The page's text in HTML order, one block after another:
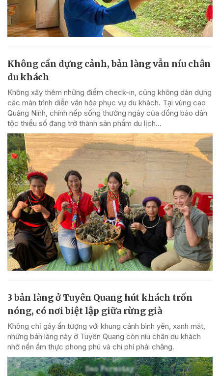
Không cần dựng cảnh, bản làng vẫn níu chân
du khách
Không xây thêm những điểm check-in, cũng không dàn dựng
các màn trình diễn văn hóa phục vụ du khách. Tại vùng cao
Quảng Ninh, chính nếp sống thường ngày của đồng bào dân
tộc thiểu số đang trở thành sản phẩm du lịch...
3 bản làng ở Tuyên Quang hút khách trốn
nóng, có nơi biệt lập giữa rừng già
Không chỉ gây ấn tượng với khung cảnh bình yên, xanh mát,
những bản làng này ở Tuyên Quang còn níu chân du khách
nhờ nền ẩm thực phong phú và chi phí phải chăng.